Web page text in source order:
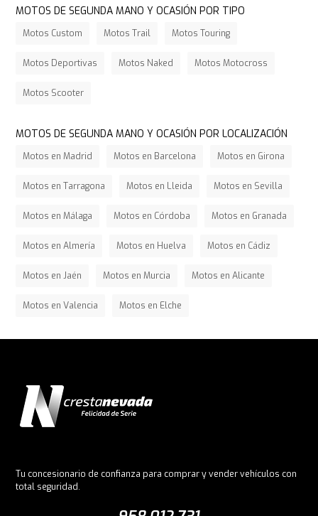
MOTOS DE SEGUNDA MANO Y OCASIÓN POR TIPO
Motos Custom Motos Trail Motos Touring
Motos Deportivas Motos Naked Motos Motocross
Motos Scooter
MOTOS DE SEGUNDA MANO Y OCASIÓN POR LOCALIZACIÓN
Motos en Madrid Motos en Barcelona Motos en Girona
Motos en Tarragona Motos en Lleida Motos en Sevilla
Motos en Málaga Motos en Córdoba Motos en Granada
Motos en Almería Motos en Huelva Motos en Cádiz
Motos en Jaén Motos en Murcia Motos en Alicante
Motos en Valencia Motos en Elche
Tu concesionario de confianza para comprar y vender vehículos con
total seguridad.